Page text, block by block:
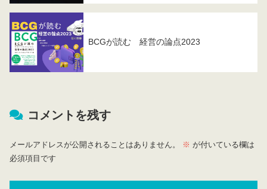
BCGが読む 経営の論点2023
コメントを残す
メールアドレスが公開されることはありません。 ※ が付いている欄は
必須項目です